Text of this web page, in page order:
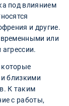
под влиянием
и другие.
временными или
близкими
К таким
с работы,